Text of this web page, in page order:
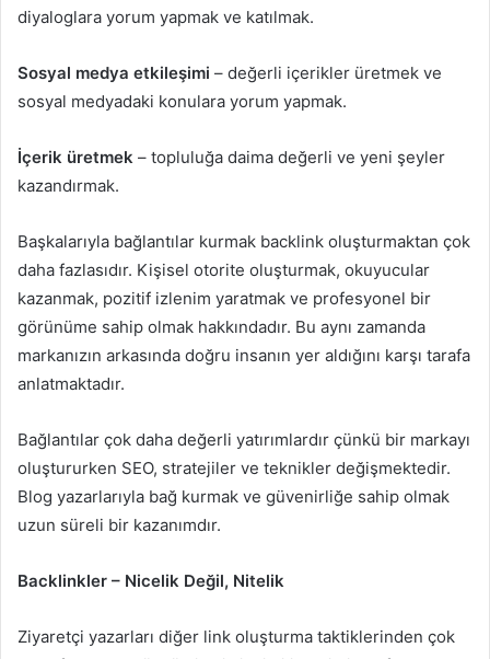
diyaloglara yorum yapmak ve katılmak.
Sosyal medya etkileşimi – değerli içerikler üretmek ve
sosyal medyadaki konulara yorum yapmak.
İçerik üretmek – topluluğa daima değerli ve yeni şeyler
kazandırmak.
Başkalarıyla bağlantılar kurmak backlink oluşturmaktan çok
daha fazlasıdır. Kişisel otorite oluşturmak, okuyucular
kazanmak, pozitif izlenim yaratmak ve profesyonel bir
görünüme sahip olmak hakkındadır. Bu aynı zamanda
markanızın arkasında doğru insanın yer aldığını karşı tarafa
anlatmaktadır.
Bağlantılar çok daha değerli yatırımlardır çünkü bir markayı
oluştururken SEO, stratejiler ve teknikler değişmektedir.
Blog yazarlarıyla bağ kurmak ve güvenirliğe sahip olmak
uzun süreli bir kazanımdır.
Backlinkler – Nicelik Değil, Nitelik
Ziyaretçi yazarları diğer link oluşturma taktiklerinden çok